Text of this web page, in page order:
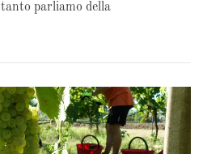
parliamo della